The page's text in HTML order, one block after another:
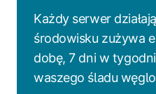
Każdy serwer
środowisku zużywa
dobę, 7 dni w
waszego śladu